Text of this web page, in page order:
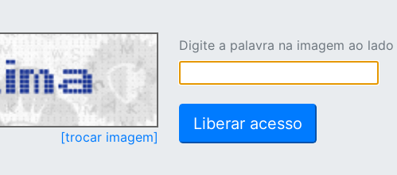
[trocar imagem]
Digite a palavra na imagem ao